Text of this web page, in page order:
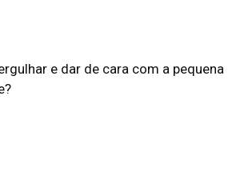
e dar de cara com a pequena